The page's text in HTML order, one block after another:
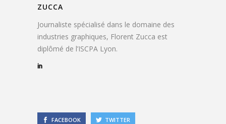
ZUCCA
Journaliste spécialisé dans le domaine des
industries graphiques, Florent Zucca est
diplômé de l’ISCPA Lyon.
FACEBOOK TWITTER